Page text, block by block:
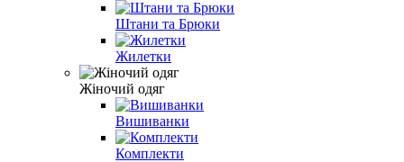
Штани та Брюки
Жилетки
Жіночий одяг
Вишиванки
Комплекти